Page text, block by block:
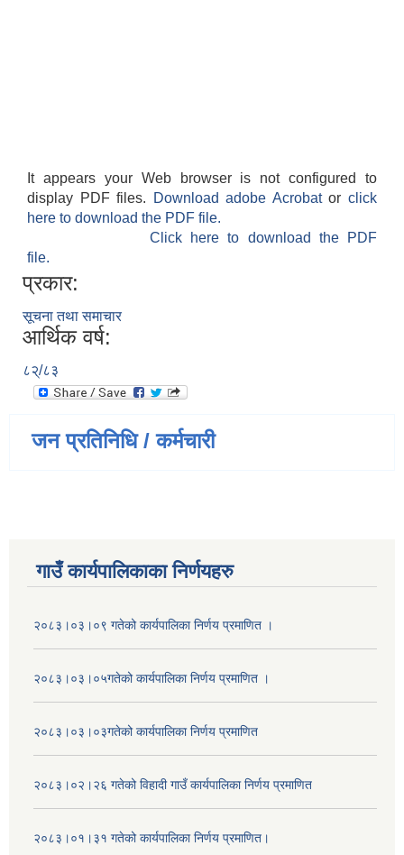
It appears your Web browser is not configured to
display PDF files.
Download adobe Acrobatorclick
here to download the PDF file.
Click here to download the PDF
file.
प्रकार:
सूचना तथा समाचार
आर्थिक वर्ष:
८२्/८३
जन प्रतिनिधि / कर्मचारी
गाउँ कार्यपालिकाका निर्णयहरु
२०८३।०३।०९ गतेको कार्यपालिका निर्णय प्रमाणित ।
२०८३।०३।०५गतेको कार्यपालिका निर्णय प्रमाणित ।
२०८३।०३।०३गतेको कार्यपालिका निर्णय प्रमाणित
२०८३।०२।२६ गतेको विहादी गाउँ कार्यपालिका निर्णय प्रमाणित
२०८३।०१।३१ गतेको कार्यपालिका निर्णय प्रमाणित।